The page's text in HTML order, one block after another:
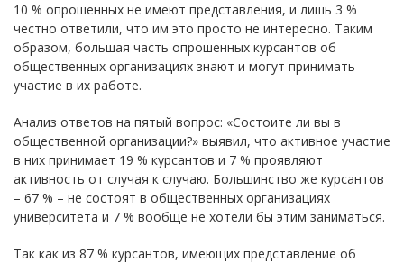
10 % опрошенных не имеют представления, и лишь 3 %
честно ответили, что им это просто не интересно. Таким
образом, большая часть опрошенных курсантов об
общественных организациях знают и могут принимать
участие в их работе.
Анализ ответов на пятый вопрос: «Состоите ли вы в
общественной организации?» выявил, что активное участие
в них принимает 19 % курсантов и 7 % проявляют
активность от случая к случаю. Большинство же курсантов
– 67 % – не состоят в общественных организациях
университета и 7 % вообще не хотели бы этим заниматься.
Так как из 87 % курсантов, имеющих представление об